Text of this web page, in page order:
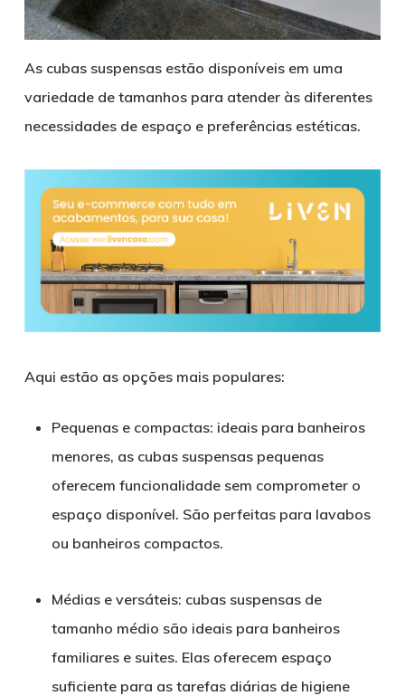
As cubas suspensas estão disponíveis em uma
variedade de tamanhos para atender às diferentes
necessidades de espaço e preferências estéticas.
Aqui estão as opções mais populares:
Pequenas e compactas: ideais para banheiros
menores, as cubas suspensas pequenas
oferecem funcionalidade sem comprometer o
espaço disponível. São perfeitas para lavabos
ou banheiros compactos.
Médias e versáteis: cubas suspensas de
tamanho médio são ideais para banheiros
familiares e suites. Elas oferecem espaço
suficiente para as tarefas diárias de higiene